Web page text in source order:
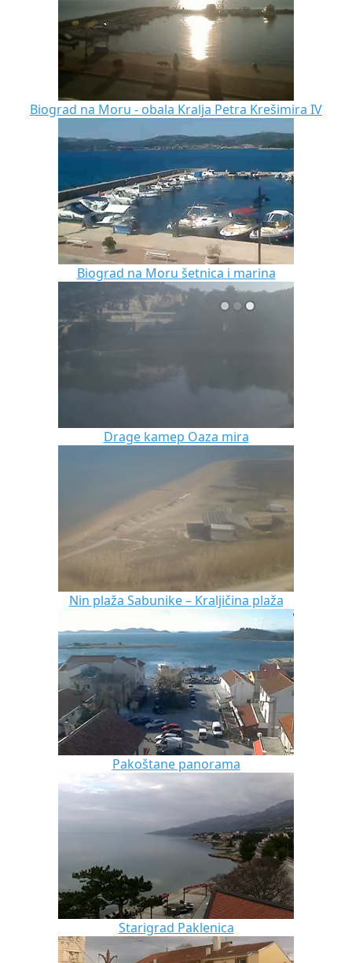
Biograd na Moru - obala Kralja Petra Krešimira IV
Biograd na Moru šetnica i marina
Drage kamep Oaza mira
Nin plaža Sabunike – Kraljičina plaža
Pakoštane panorama
Starigrad Paklenica